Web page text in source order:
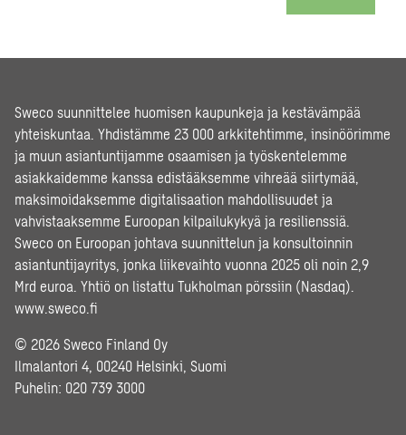
Sweco suunnittelee huomisen kaupunkeja ja kestävämpää
yhteiskuntaa. Yhdistämme 23 000 arkkitehtimme, insinöörimme
ja muun asiantuntijamme osaamisen ja työskentelemme
asiakkaidemme kanssa edistääksemme vihreää siirtymää,
maksimoidaksemme digitalisaation mahdollisuudet ja
vahvistaaksemme Euroopan kilpailukykyä ja resilienssiä.
Sweco on Euroopan johtava suunnittelun ja konsultoinnin
asiantuntijayritys, jonka liikevaihto vuonna 2025 oli noin 2,9
Mrd euroa. Yhtiö on listattu Tukholman pörssiin (Nasdaq).
www.sweco.fi
© 2026 Sweco Finland Oy
Ilmalantori 4, 00240 Helsinki, Suomi
Puhelin: 020 739 3000